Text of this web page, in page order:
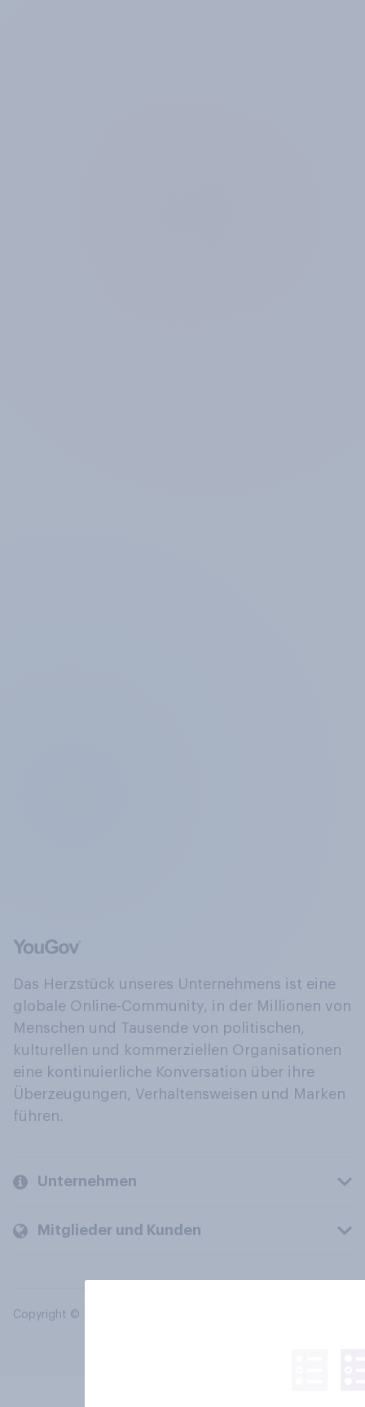
Das Herzstück unseres Unternehmens ist eine
globale Online-Community, in der Millionen von
Menschen und Tausende von politischen,
kulturellen und kommerziellen Organisationen
eine kontinuierliche Konversation über ihre
Überzeugungen, Verhaltensweisen und Marken
führen.
Unternehmen
Mitglieder und Kunden
Copyright © 2026 YouGov PLC. Alle Rechte vorbehalten.